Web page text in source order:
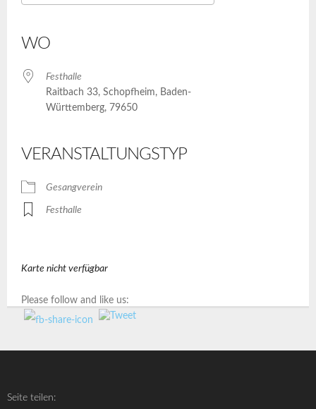
WO
Festhalle
Raitbach 33, Schopfheim, Baden-
Württemberg, 79650
VERANSTALTUNGSTYP
Gesangverein
Festhalle
Karte nicht verfügbar
Please follow and like us:
Seite teilen: